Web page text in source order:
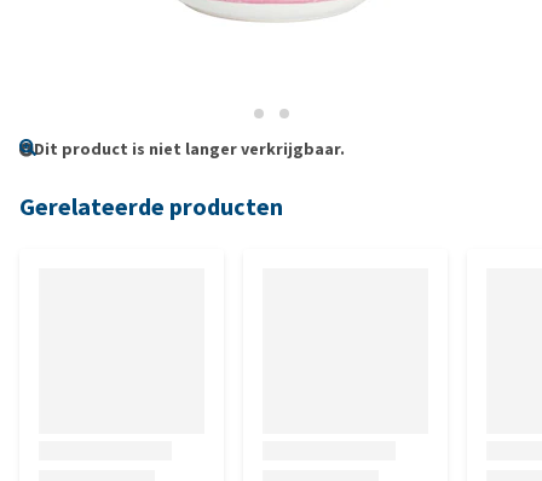
Dit product is niet langer verkrijgbaar.
Gerelateerde producten